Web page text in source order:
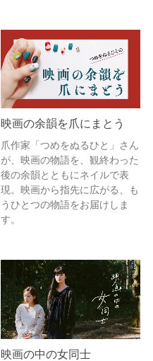
映画の余韻を爪にまとう
爪作家「つめをぬるひと」さん
が、映画の物語を、観終わった
後の余韻とともにネイルで表
現。映画から指先に広がる、も
うひとつの物語をお届けしま
す。
映画の中の女同士